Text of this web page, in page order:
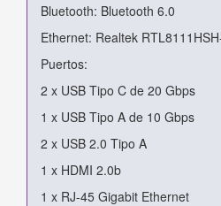
Bluetooth: Bluetooth 6.0
Ethernet: Realtek
Puertos:
2 x USB Tipo C de 20 Gbps
1 x USB Tipo A de 10 Gbps
2 x USB 2.0 Tipo A
1 x HDMI 2.0b
1 x RJ-45 Gigabit Ethernet